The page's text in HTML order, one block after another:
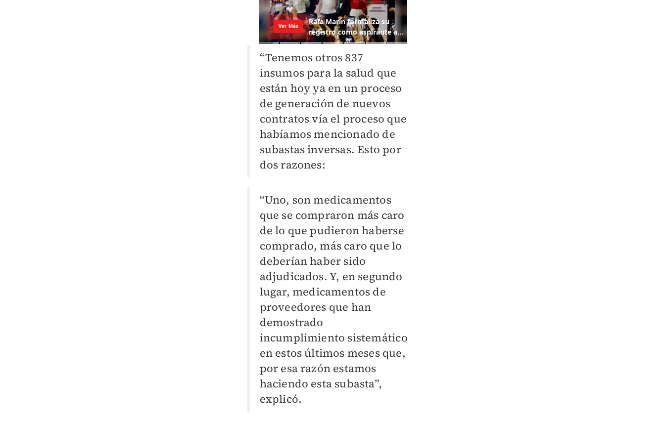
“Tenemos otros 837
insumos para la salud que
están hoy ya en un proceso
de generación de nuevos
contratos vía el proceso que
habíamos mencionado de
subastas inversas. Esto por
dos razones:
“Uno, son medicamentos
que se compraron más caro
de lo que pudieron haberse
comprado, más caro que lo
deberían haber sido
adjudicados. Y, en segundo
lugar, medicamentos de
proveedores que han
demostrado
incumplimiento sistemático
en estos últimos meses que,
por esa razón estamos
haciendo esta subasta”,
explicó.